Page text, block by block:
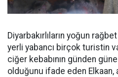
Diyarbakırlıların yoğun
yerli yabancı birçok turistin
ciğer kebabının günden
olduğunu ifade eden Elkaan,